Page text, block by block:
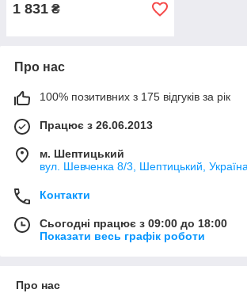
1 831 ₴
Про нас
100% позитивних з 175 відгуків за рік
Працює з 26.06.2013
м. Шептицький
вул. Шевченка 8/3, Шептицький, Україна
Контакти
Сьогодні працює з 09:00 до 18:00
Показати весь графік роботи
Про нас